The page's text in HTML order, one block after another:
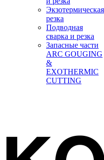
Экзотермическая
резка
Подводная
сварка и резка
Запасные части
ARC GOUGING
&
EXOTHERMIC
CUTTING